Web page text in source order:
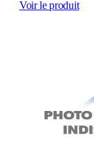
Voir le produit